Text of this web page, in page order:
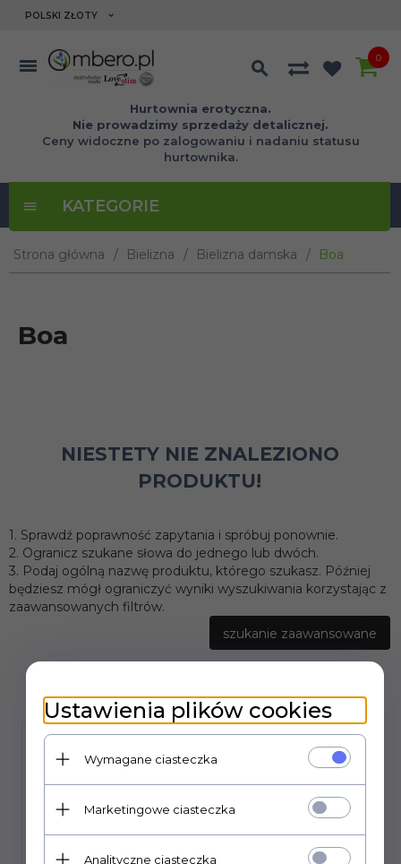
currency_h
POLSKI ZŁOTY
Hurtownia erotyczna.
Nie prowadzimy sprzedaży detalicznej.
Ceny widoczne po zalogowaniu i nadaniu statusu
hurtownika.
0
KATEGORIE
Strona główna Bielizna Bielizna damska Boa
Boa
NIESTETY NIE ZNALEZIONO
PRODUKTU!
1. Sprawdź poprawność zapytania i spróbuj ponownie.
2. Ogranicz szukane słowa do jednego lub dwóch.
3. Podaj ogólną nazwę produktu, którego szukasz. Później
będziesz mógł ograniczyć wyniki wyszukiwania korzystając z
zaawansowanych filtrów.
szukanie zaawansowane
Ustawienia plików cookies
Wymagane ciasteczka
Marketingowe ciasteczka
Analityczne ciasteczka